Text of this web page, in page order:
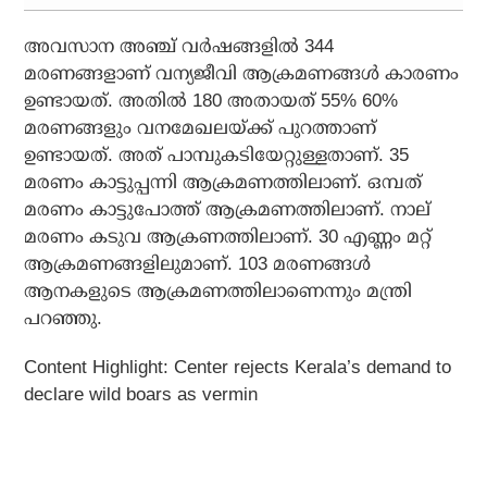
അവസാന അഞ്ച് വര്‍ഷങ്ങളില്‍ 344
മരണങ്ങളാണ് വന്യജീവി ആക്രമണങ്ങള്‍ കാരണം
ഉണ്ടായത്. അതില്‍ 180 അതായത് 55% 60%
മരണങ്ങളും വനമേഖലയ്ക്ക് പുറത്താണ്
ഉണ്ടായത്. അത് പാമ്പുകടിയേറ്റുള്ളതാണ്. 35
മരണം കാട്ടുപ്പന്നി ആക്രമണത്തിലാണ്. ഒമ്പത്
മരണം കാട്ടുപോത്ത് ആക്രമണത്തിലാണ്. നാല്
മരണം കടുവ ആക്രണത്തിലാണ്. 30 എണ്ണം മറ്റ്
ആക്രമണങ്ങളിലുമാണ്. 103 മരണങ്ങള്‍
ആനകളുടെ ആക്രമണത്തിലാണെന്നും മന്ത്രി
പറഞ്ഞു.
Content Highlight: Center rejects Kerala’s demand to
declare wild boars as vermin